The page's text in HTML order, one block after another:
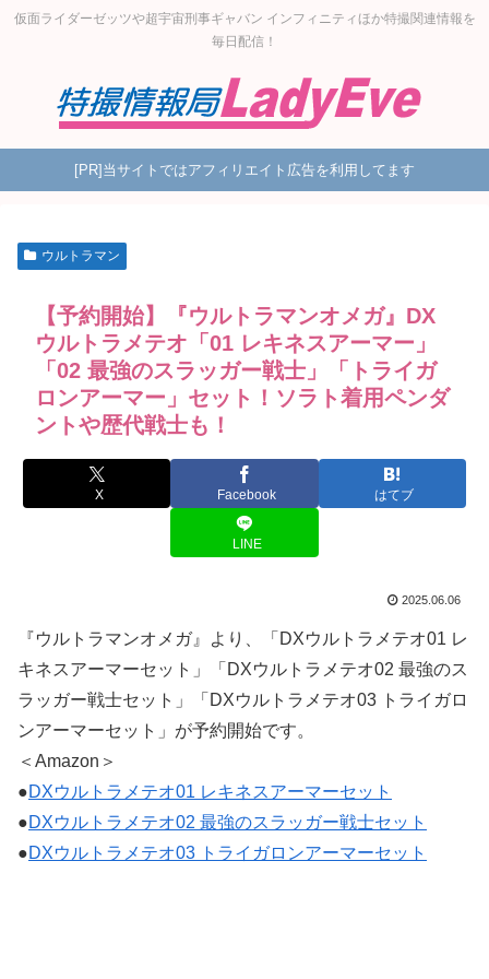
仮面ライダーゼッツや超宇宙刑事ギャバン インフィニティほか特撮関連情報を
毎日配信！
[PR]当サイトではアフィリエイト広告を利用してます
ウルトラマン
【予約開始】『ウルトラマンオメガ』DX
ウルトラメテオ「01 レキネスアーマー」
「02 最強のスラッガー戦士」「トライガ
ロンアーマー」セット！ソラト着用ペンダ
ントや歴代戦士も！
X Facebook はてブ
LINE
2025.06.06
『ウルトラマンオメガ』より、「DXウルトラメテオ01 レ
キネスアーマーセット」「DXウルトラメテオ02 最強のス
ラッガー戦士セット」「DXウルトラメテオ03 トライガロ
ンアーマーセット」が予約開始です。
＜Amazon＞
●DXウルトラメテオ01 レキネスアーマーセット
●DXウルトラメテオ02 最強のスラッガー戦士セット
●DXウルトラメテオ03 トライガロンアーマーセット